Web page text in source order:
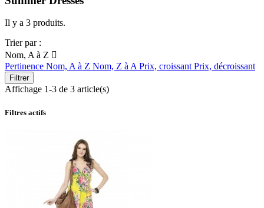
Il y a 3 produits.
Trier par :
Nom, A à Z 
Pertinence Nom, A à Z Nom, Z à A Prix, croissant Prix, décroissant
Filtrer
Affichage 1-3 de 3 article(s)
Filtres actifs